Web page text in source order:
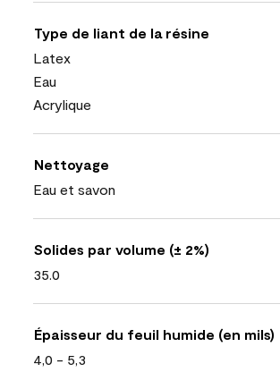
Type de liant de la résine
Latex
Eau
Acrylique
Nettoyage
Eau et savon
Solides par volume (± 2%)
35.0
Épaisseur du feuil humide (en mils)
4,0 - 5,3